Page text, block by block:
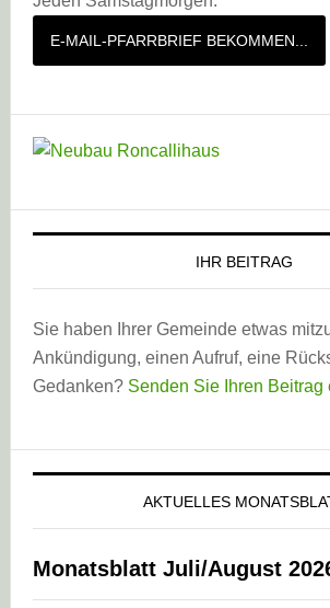
E-MAIL-PFARRBRIEF BEKOMMEN...
IHR BEITRAG
Sie haben Ihrer Gemeinde etwas
Ankündigung, einen Aufruf, eine
Gedanken? Senden Sie Ihren Beitrag
AKTUELLES
Monatsblatt Juli/August